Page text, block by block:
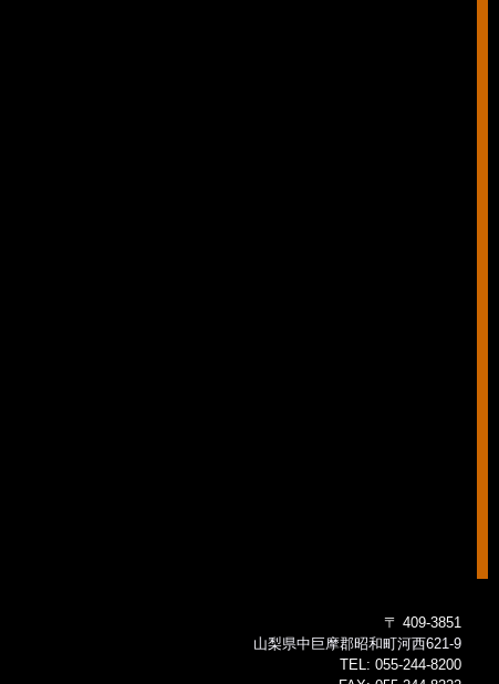
〒 409-3851
山梨県中巨摩郡昭和町河西621-9
TEL: 055-244-8200